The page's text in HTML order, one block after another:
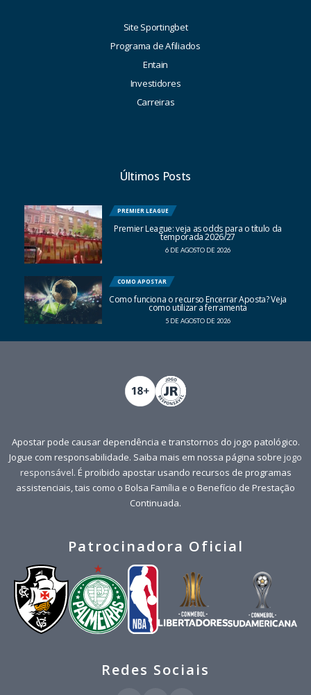
Site Sportingbet
Programa de Afiliados
Entain
Investidores
Carreiras
Últimos Posts
PREMIER LEAGUE
Premier League: veja as odds para o título da
temporada 2026/27
6 DE AGOSTO DE 2026
COMO APOSTAR
Como funciona o recurso Encerrar Aposta? Veja
como utilizar a ferramenta
5 DE AGOSTO DE 2026
Apostar pode causar dependência e transtornos do jogo patológico.
Jogue com responsabilidade. Saiba mais em nossa página sobre jogo
responsável. É proibido apostar usando recursos de programas
assistenciais, tais como o Bolsa Família e o Benefício de Prestação
Continuada.
Patrocinadora Oficial
Redes Sociais